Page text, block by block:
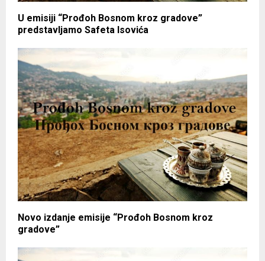
U emisiji “Prođoh Bosnom kroz gradove”
predstavljamo Safeta Isovića
Novo izdanje emisije “Prođoh Bosnom kroz
gradove”